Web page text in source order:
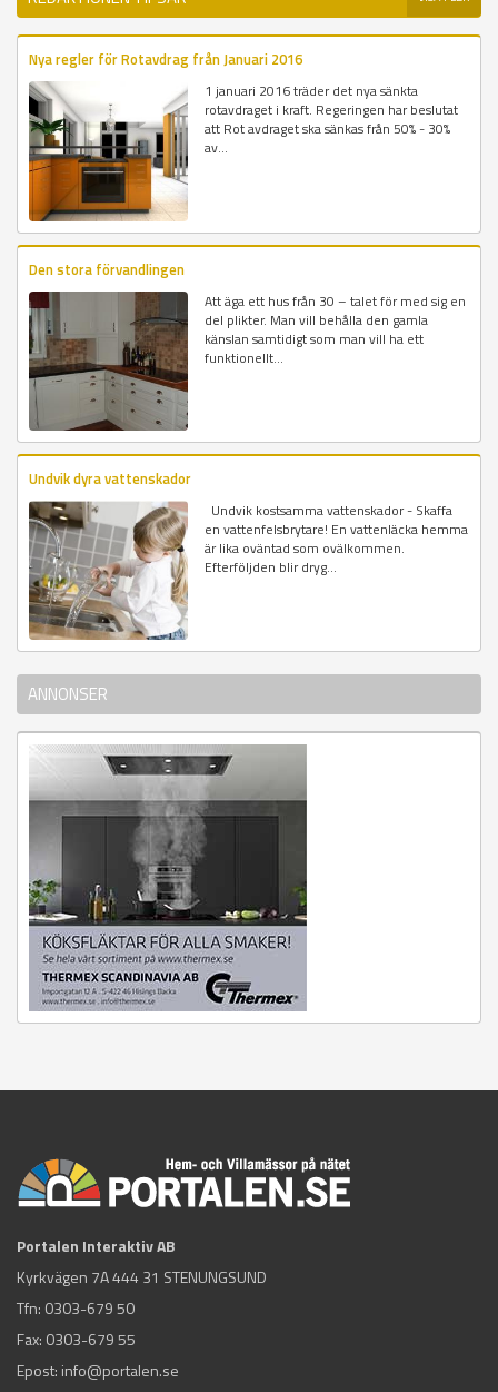
Nya regler för Rotavdrag från Januari 2016
1 januari 2016 träder det nya sänkta
rotavdraget i kraft. Regeringen har beslutat
att Rot avdraget ska sänkas från 50% - 30%
av...
Den stora förvandlingen
Att äga ett hus från 30 – talet för med sig en
del plikter. Man vill behålla den gamla
känslan samtidigt som man vill ha ett
funktionellt...
Undvik dyra vattenskador
Undvik kostsamma vattenskador - Skaffa
en vattenfelsbrytare! En vattenläcka hemma
är lika oväntad som ovälkommen.
Efterföljden blir dryg...
ANNONSER
Portalen Interaktiv AB
Kyrkvägen 7A 444 31 STENUNGSUND
Tfn: 0303-679 50
Fax: 0303-679 55
Epost: info@portalen.se